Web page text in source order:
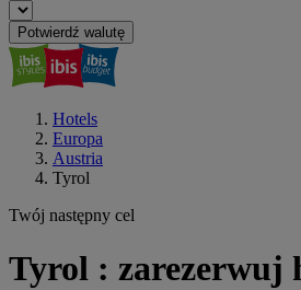
Potwierdź walutę
Hotels
Europa
Austria
Tyrol
Twój następny cel
Tyrol : zarezerwuj